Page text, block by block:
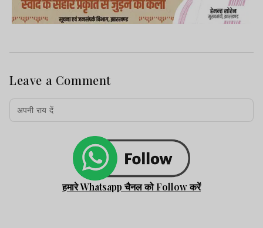
Leave a Comment
हमारे Whatsapp चैनल को Follow करें